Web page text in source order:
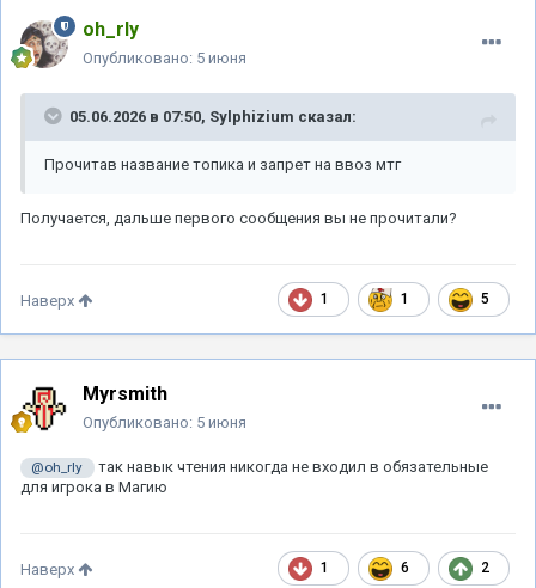
oh_rly
Опубликовано: 5 июня
05.06.2026 в 07:50, Sylphizium сказал:
Прочитав название топика и запрет на ввоз мтг
Получается, дальше первого сообщения вы не прочитали?
1 1 5
Наверх
Myrsmith
Опубликовано: 5 июня
@oh_rly
так навык чтения никогда не входил в обязательные
для игрока в Магию
1 6 2
Наверх